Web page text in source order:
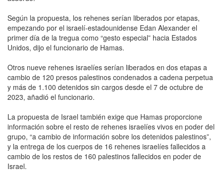
Según la propuesta, los rehenes serían liberados por etapas,
empezando por el israelí-estadounidense Edan Alexander el
primer día de la tregua como “gesto especial” hacia Estados
Unidos, dijo el funcionario de Hamas.
Otros nueve rehenes israelíes serían liberados en dos etapas a
cambio de 120 presos palestinos condenados a cadena perpetua
y más de 1.100 detenidos sin cargos desde el 7 de octubre de
2023, añadió el funcionario.
La propuesta de Israel también exige que Hamas proporcione
información sobre el resto de rehenes israelíes vivos en poder del
grupo, “a cambio de información sobre los detenidos palestinos”,
y la entrega de los cuerpos de 16 rehenes israelíes fallecidos a
cambio de los restos de 160 palestinos fallecidos en poder de
Israel.